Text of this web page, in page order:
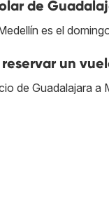
de
es el
un
de Guadalajara a